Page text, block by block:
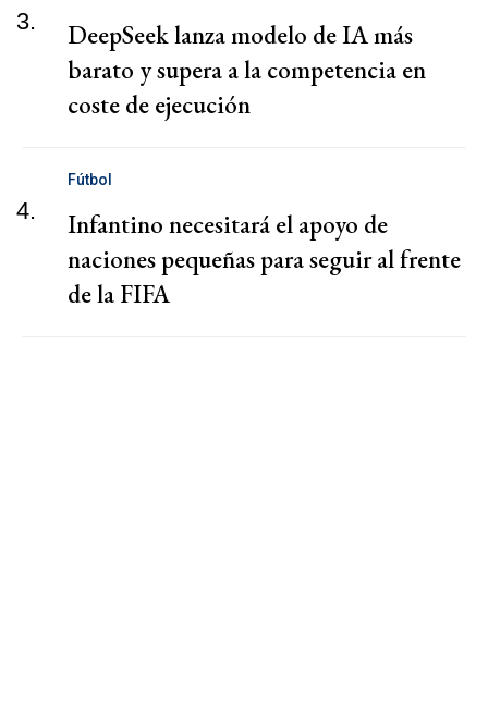
3.
DeepSeek lanza modelo de IA más
barato y supera a la competencia en
coste de ejecución
4.
Fútbol
Infantino necesitará el apoyo de
naciones pequeñas para seguir al frente
de la FIFA